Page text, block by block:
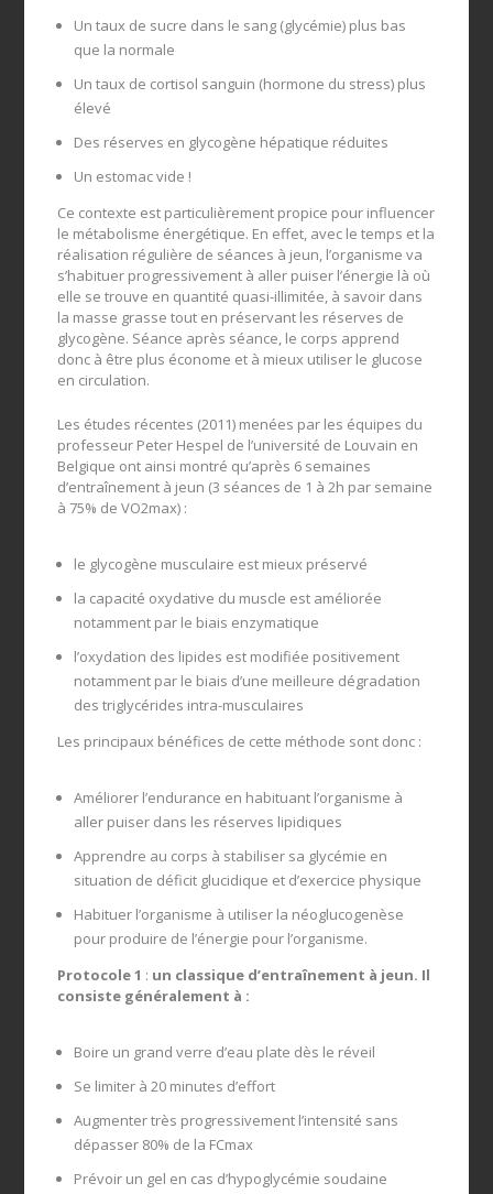
Un taux de sucre dans le sang (glycémie) plus bas
que la normale
Un taux de cortisol sanguin (hormone du stress) plus
élevé
Des réserves en glycogène hépatique réduites
Un estomac vide !
Ce contexte est particulièrement propice pour influencer
le métabolisme énergétique. En effet, avec le temps et la
réalisation régulière de séances à jeun, l’organisme va
s’habituer progressivement à aller puiser l’énergie là où
elle se trouve en quantité quasi-illimitée, à savoir dans
la masse grasse tout en préservant les réserves de
glycogène. Séance après séance, le corps apprend
donc à être plus économe et à mieux utiliser le glucose
en circulation.
Les études récentes (2011) menées par les équipes du
professeur Peter Hespel de l’université de Louvain en
Belgique ont ainsi montré qu’après 6 semaines
d’entraînement à jeun (3 séances de 1 à 2h par semaine
à 75% de VO2max) :
le glycogène musculaire est mieux préservé
la capacité oxydative du muscle est améliorée
notamment par le biais enzymatique
l’oxydation des lipides est modifiée positivement
notamment par le biais d’une meilleure dégradation
des triglycérides intra-musculaires
Les principaux bénéfices de cette méthode sont donc :
Améliorer l’endurance en habituant l’organisme à
aller puiser dans les réserves lipidiques
Apprendre au corps à stabiliser sa glycémie en
situation de déficit glucidique et d’exercice physique
Habituer l’organisme à utiliser la néoglucogenèse
pour produire de l’énergie pour l’organisme.
Protocole 1 : un classique d’entraînement à jeun. Il
consiste généralement à :
Boire un grand verre d’eau plate dès le réveil
Se limiter à 20 minutes d’effort
Augmenter très progressivement l’intensité sans
dépasser 80% de la FCmax
Prévoir un gel en cas d’hypoglycémie soudaine